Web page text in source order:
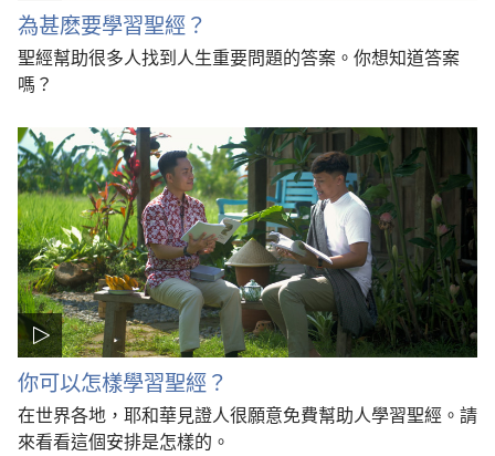
為甚麽要學習聖經？
聖經幫助很多人找到人生重要問題的答案。你想知道答案
嗎？
你可以怎樣學習聖經？
在世界各地，耶和華見證人很願意免費幫助人學習聖經。請
來看看這個安排是怎樣的。